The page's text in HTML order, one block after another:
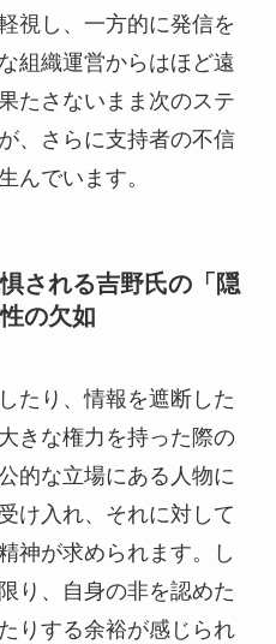
視し、一方的に発信を
組織運営からはほど遠
たさないまま次のステ
、さらに支持者の不信
んでいます。
される吉野氏の「隠
の欠如
たり、情報を遮断した
きな権力を持った際の
的な立場にある人物に
け入れ、それに対して
神が求められます。し
り、自身の非を認めた
りする余裕が感じられ